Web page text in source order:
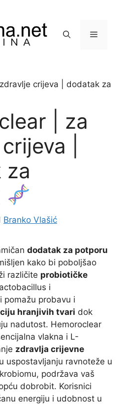
Izbornik
| za
|
za
Branko Vlašić
dodatak za potporu
kako bi poboljšao
različite probiotičke
i
pomažu probavu i
hranjivih tvari dok
nadutost. Hemoroclear
vlakna i L-
zdravlja crijevne
uspostavljanju ravnoteže u
podržava vaš
dobrobit. Korisnici
energiju i udobnost u